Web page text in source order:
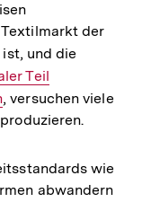
der
und die
Teil
, versuchen viele
wie
abwandern